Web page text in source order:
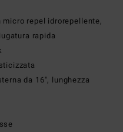
repel idrorepellente,
rapida
da 16", lunghezza